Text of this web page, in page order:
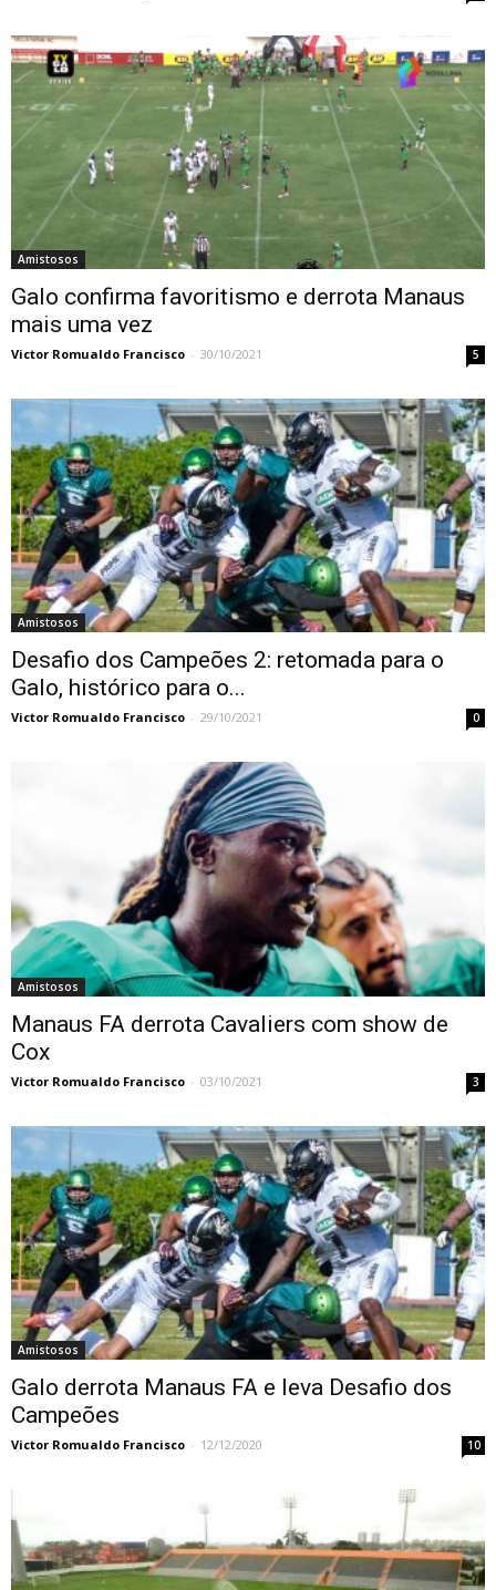
Amistosos
Galo confirma favoritismo e derrota Manaus
mais uma vez
Victor Romualdo Francisco - 30/10/2021 5
Amistosos
Desafio dos Campeões 2: retomada para o
Galo, histórico para o...
Victor Romualdo Francisco - 29/10/2021 0
Amistosos
Manaus FA derrota Cavaliers com show de
Cox
Victor Romualdo Francisco - 03/10/2021 3
Amistosos
Galo derrota Manaus FA e leva Desafio dos
Campeões
Victor Romualdo Francisco - 12/12/2020 10